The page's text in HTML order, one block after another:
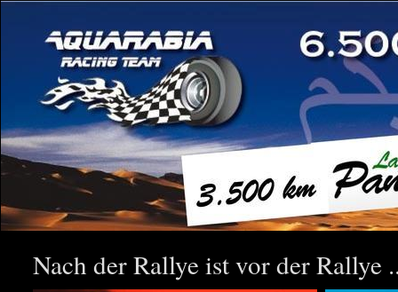
Nach der Rallye ist vor der Rallye